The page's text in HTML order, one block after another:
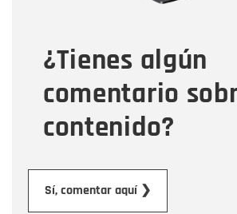
¿Tienes algún
comentario
contenido?
Sí, comentar aquí ❯
Mensaje